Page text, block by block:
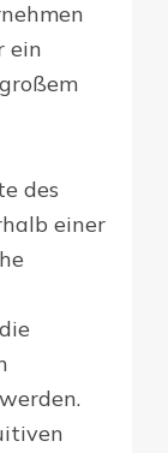
ein
des
einer